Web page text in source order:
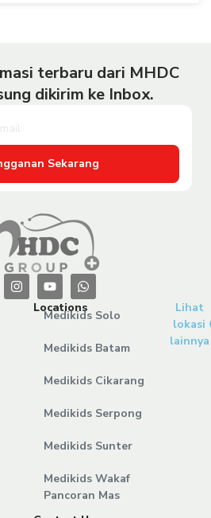
terbaru dari MHDC
dikirim ke Inbox.
Sekarang
Locations
Medikids Solo
Medikids Batam
Medikids Cikarang
Medikids Serpong
Medikids Sunter
Medikids Wakaf
Pancoran Mas
Lihat
lokasi
lainnya